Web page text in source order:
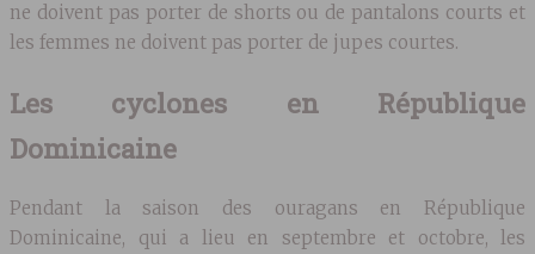
ne doivent pas porter de shorts ou de pantalons courts et
les femmes ne doivent pas porter de jupes courtes.
Les cyclones en République
Dominicaine
Pendant la saison des ouragans en République
Dominicaine, qui a lieu en septembre et octobre, les